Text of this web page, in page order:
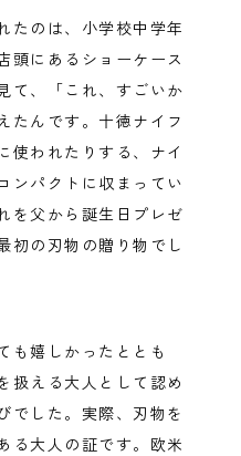
たのは、小学校中学年
頭にあるショーケース
て、「これ、すごいか
たんです。十徳ナイフ
使われたりする、ナイ
ンパクトに収まってい
を父から誕生日プレゼ
初の刃物の贈り物でし
も嬉しかったととも
扱える大人として認め
でした。実際、刃物を
る大人の証です。欧米